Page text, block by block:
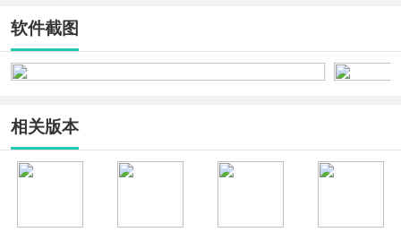
软件截图
相关版本